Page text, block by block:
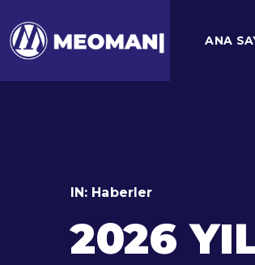
ANA
IN: Haberler
2026